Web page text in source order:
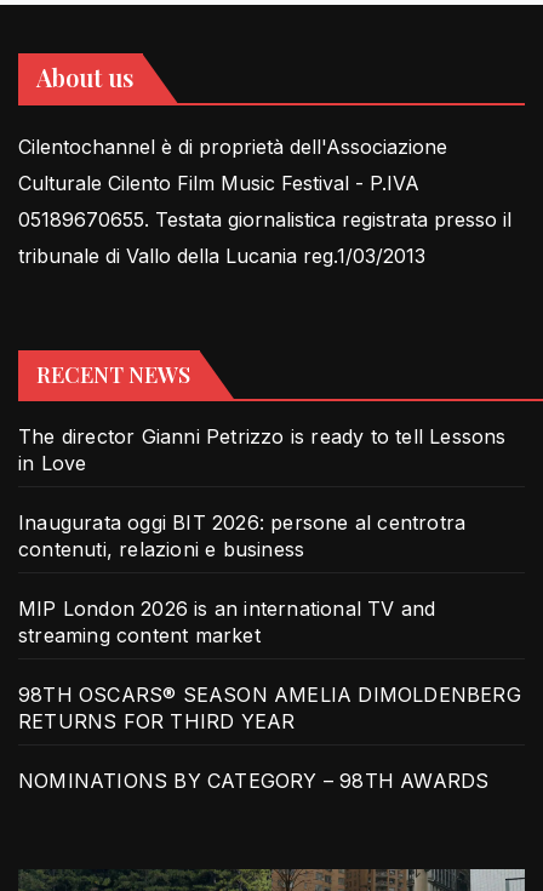
About us
Cilentochannel è di proprietà dell'Associazione
Culturale Cilento Film Music Festival - P.IVA
05189670655. Testata giornalistica registrata presso il
tribunale di Vallo della Lucania reg.1/03/2013
RECENT NEWS
The director Gianni Petrizzo is ready to tell Lessons
in Love
Inaugurata oggi BIT 2026: persone al centrotra
contenuti, relazioni e business
MIP London 2026 is an international TV and
streaming content market
98TH OSCARS® SEASON AMELIA DIMOLDENBERG
RETURNS FOR THIRD YEAR
NOMINATIONS BY CATEGORY – 98TH AWARDS